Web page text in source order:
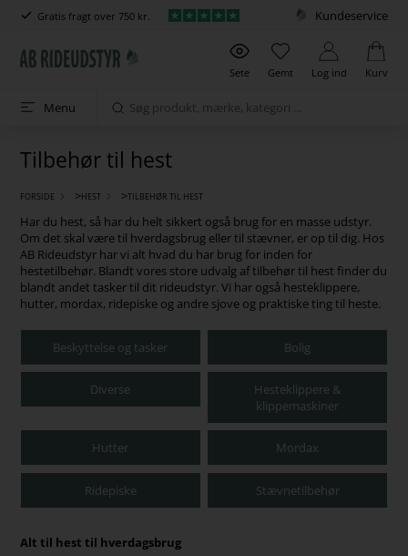
Gratis fragt over 750 kr. Kundeservice
Sete Gemt Log ind Kurv
Menu
Tilbehør til hest
FORSIDE >HEST >TILBEHØR TIL HEST
Har du hest, så har du helt sikkert også brug for en masse udstyr.
Om det skal være til hverdagsbrug eller til stævner, er op til dig. Hos
AB Rideudstyr har vi alt hvad du har brug for inden for
hestetilbehør. Blandt vores store udvalg af tilbehør til hest finder du
blandt andet tasker til dit rideudstyr. Vi har også hesteklippere,
hutter, mordax, ridepiske og andre sjove og praktiske ting til heste.
Beskyttelse og tasker Bolig
Diverse
Hesteklippere &
klippemaskiner
Hutter Mordax
Ridepiske Stævnetilbehør
Alt til hest til hverdagsbrug